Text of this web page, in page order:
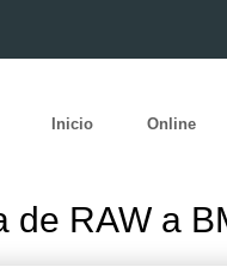
Inicio Online
de RAW a